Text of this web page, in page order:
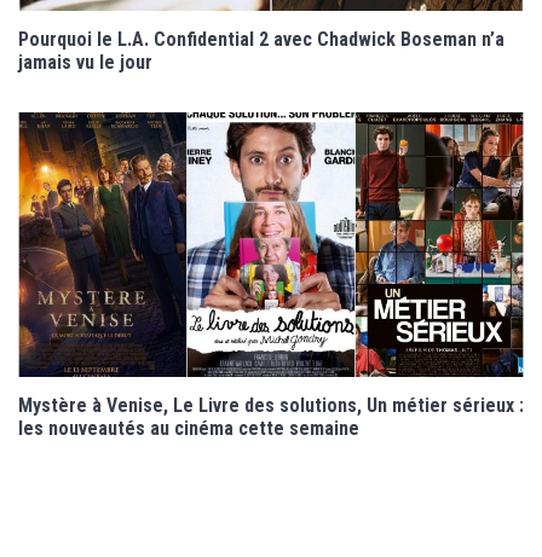
Pourquoi le L.A. Confidential 2 avec Chadwick Boseman n’a
jamais vu le jour
Mystère à Venise, Le Livre des solutions, Un métier sérieux :
les nouveautés au cinéma cette semaine